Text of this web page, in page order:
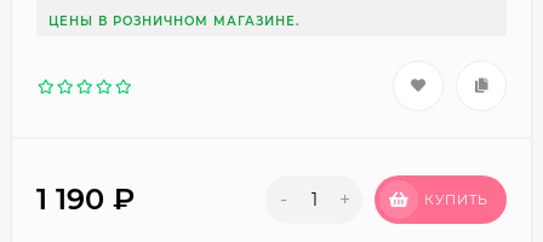
ЦЕНЫ В РОЗНИЧНОМ МАГАЗИНЕ.
1 190 ₽ - + КУПИТЬ